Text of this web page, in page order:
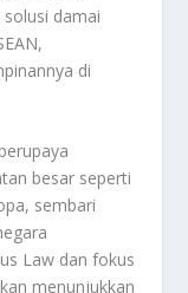
damai
di
besar seperti
sembari
Law dan fokus
menunjukkan